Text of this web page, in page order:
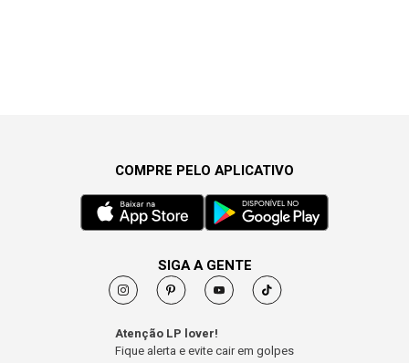
COMPRE PELO APLICATIVO
SIGA A GENTE
Atenção LP lover!
Fique alerta e evite cair em golpes